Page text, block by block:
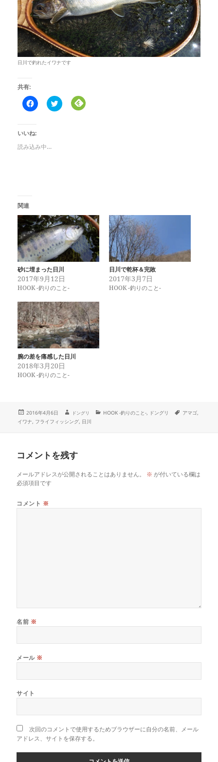
日川で釣れたイワナです
共有:
F
a
b
o
k
で
ク
し
て
く
だ
さ
い
(
新
し
い
ウ
ィ
ド
ウ
で
開
き
ま
す
)
ク
リ
し
い
ウ
ィ
ン
ド
ウ
で
開
き
ま
す
)
ク
リ
い
ウ
ィ
ン
ド
ウ
で
開
いいね:
読み込み中…
関連
砂に埋まった日川
2017年9月12日
HOOK -釣りのこと-
日川で乾杯＆完敗
2017年3月7日
HOOK -釣りのこと-
腕の差を痛感した日川
2018年3月20日
HOOK -釣りのこと-
投
日:
2016年4月6日
作
成
者
ドングリ
カ
HOOK -釣りのこと-, ドングリ
タ
グ
アマゴ,
イワナ, フライフィッシング, 日川
コメントを残す
メールアドレスが公開されることはありません。 ※ が付いている欄は
必須項目です
コメント ※
名前 ※
メール ※
サイト
次回のコメントで使用するためブラウザーに自分の名前、メール
アドレス、サイトを保存する。